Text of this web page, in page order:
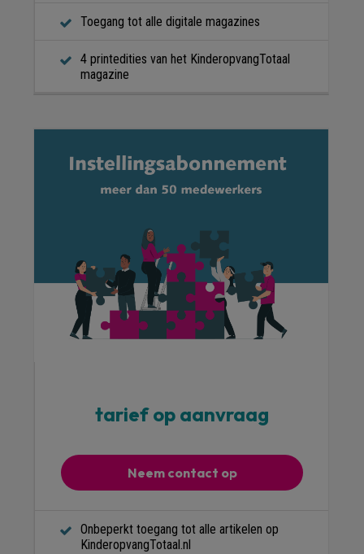
Toegang tot alle digitale magazines
4 printedities van het KinderopvangTotaal
magazine
tarief op aanvraag
Neem contact op
Onbeperkt toegang tot alle artikelen op
KinderopvangTotaal.nl